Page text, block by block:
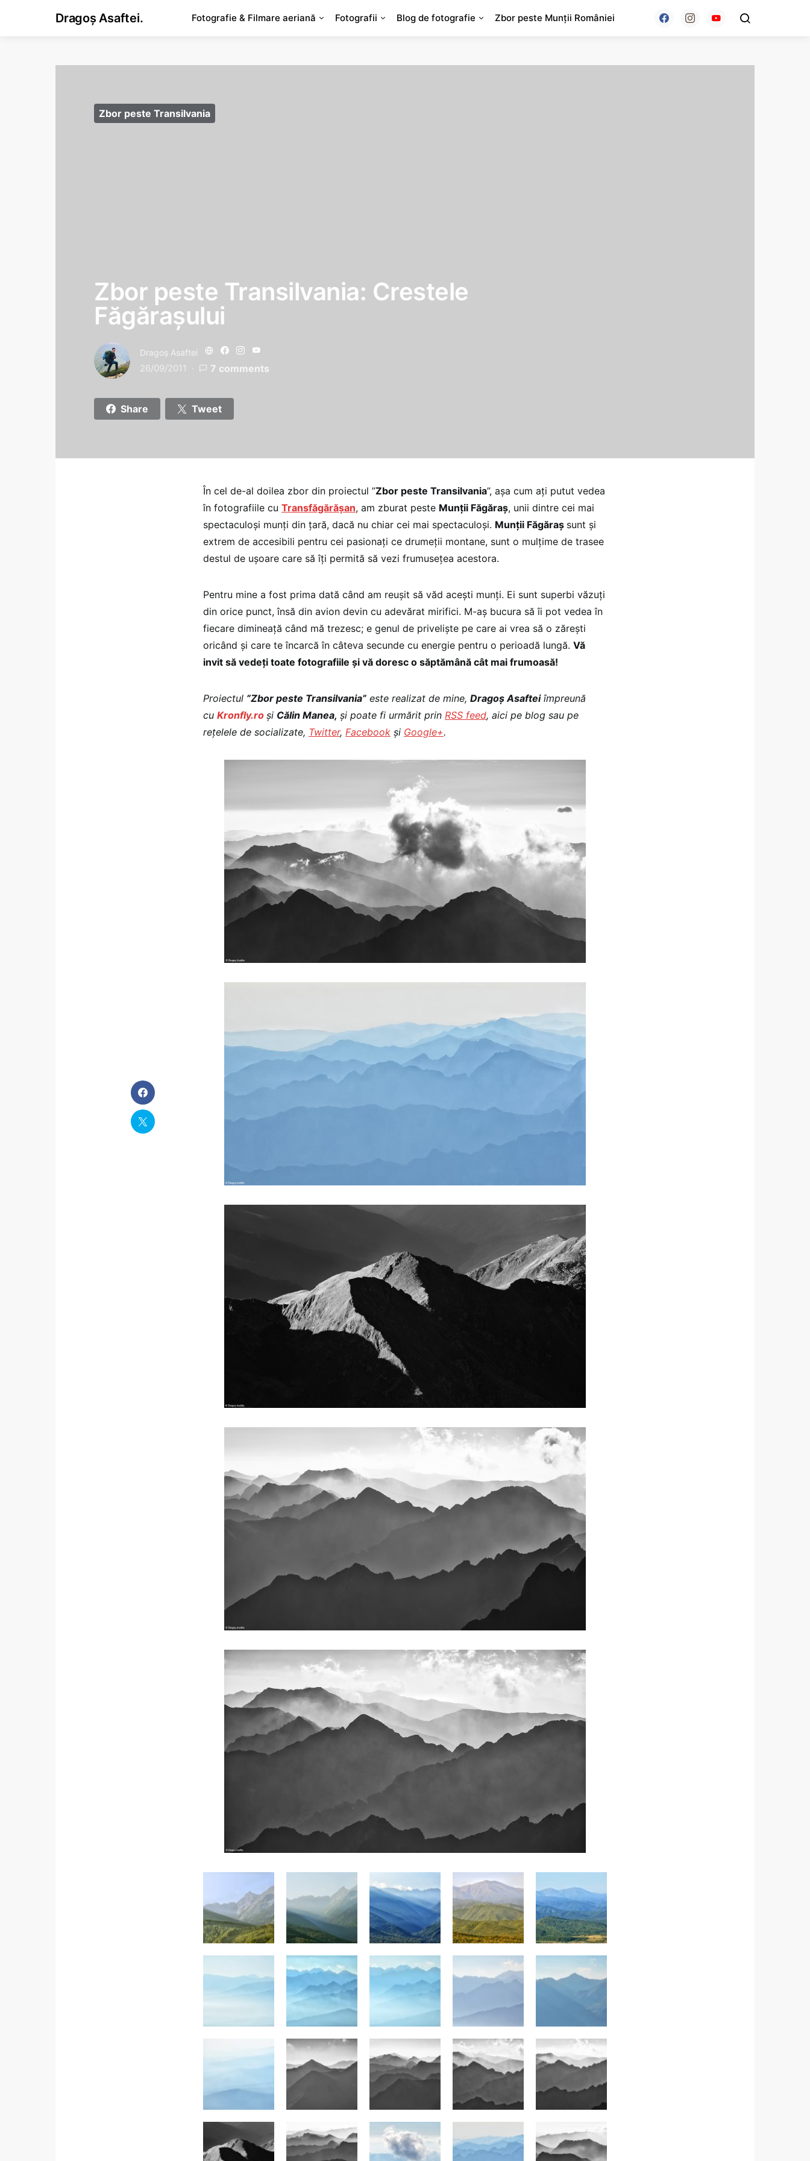
Dragoș Asaftei. Fotografie & Filmare aeriană Fotografii Blog de fotografie Zbor peste Munții României
Zbor peste Transilvania
Zbor peste Transilvania: Crestele
Făgărașului
Dragoş Asaftei
26/09/2011 7 comments
Share Tweet
În cel de-al doilea zbor din proiectul ”Zbor peste Transilvania”, așa cum ați putut vedea
în fotografiile cu Transfăgărășan, am zburat peste Munții Făgăraș, unii dintre cei mai
spectaculoși munți din țară, dacă nu chiar cei mai spectaculoși. Munții Făgăraș sunt și
extrem de accesibili pentru cei pasionați ce drumeții montane, sunt o mulțime de trasee
destul de ușoare care să îți permită să vezi frumusețea acestora.
Pentru mine a fost prima dată când am reușit să văd acești munți. Ei sunt superbi văzuți
din orice punct, însă din avion devin cu adevărat mirifici. M-aș bucura să îi pot vedea în
fiecare dimineață când mă trezesc; e genul de priveliște pe care ai vrea să o zărești
oricând și care te încarcă în câteva secunde cu energie pentru o perioadă lungă. Vă
invit să vedeți toate fotografiile și vă doresc o săptămână cât mai frumoasă!
Proiectul ”Zbor peste Transilvania” este realizat de mine, Dragoș Asafteiîmpreună
cu Kronfly.ro și Călin Manea, și poate fi urmărit prin RSS feed, aici pe blog sau pe
rețelele de socializate, Twitter, Facebook și Google+.